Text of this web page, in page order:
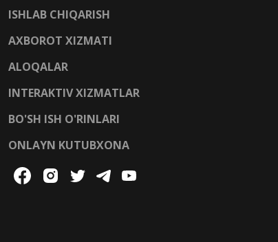
ISHLAB CHIQARISH
AXBOROT XIZMATI
ALOQALAR
INTERAKTIV XIZMATLAR
BO'SH ISH O'RINLARI
ONLAYN KUTUBXONA